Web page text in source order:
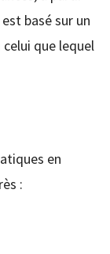
basé sur un
que lequel
en
: